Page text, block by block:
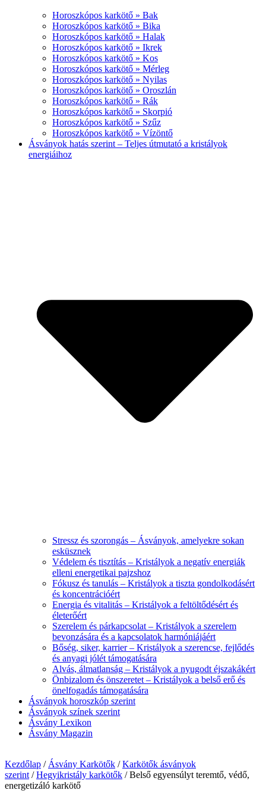
Horoszkópos karkötő » Bak
Horoszkópos karkötő » Bika
Horoszkópos karkötő » Halak
Horoszkópos karkötő » Ikrek
Horoszkópos karkötő » Kos
Horoszkópos karkötő » Mérleg
Horoszkópos karkötő » Nyilas
Horoszkópos karkötő » Oroszlán
Horoszkópos karkötő » Rák
Horoszkópos karkötő » Skorpió
Horoszkópos karkötő » Szűz
Horoszkópos karkötő » Vízöntő
Ásványok hatás szerint – Teljes útmutató a kristályok
energiáihoz
Stressz és szorongás – Ásványok, amelyekre sokan
esküsznek
Védelem és tisztítás – Kristályok a negatív energiák
elleni energetikai pajzshoz
Fókusz és tanulás – Kristályok a tiszta gondolkodásért
és koncentrációért
Energia és vitalitás – Kristályok a feltöltődésért és
életerőért
Szerelem és párkapcsolat – Kristályok a szerelem
bevonzására és a kapcsolatok harmóniájáért
Bőség, siker, karrier – Kristályok a szerencse, fejlődés
és anyagi jólét támogatására
Alvás, álmatlanság – Kristályok a nyugodt éjszakákért
Önbizalom és önszeretet – Kristályok a belső erő és
önelfogadás támogatására
Ásványok horoszkóp szerint
Ásványok színek szerint
Ásvány Lexikon
Ásvány Magazin
Kezdőlap /Ásvány Karkötők /Karkötők ásványok
szerint/Hegyikristály karkötők / Belső egyensúlyt teremtő, védő,
energetizáló karkötő